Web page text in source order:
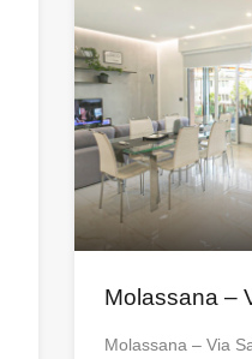
Molassana –
Molassana – Via